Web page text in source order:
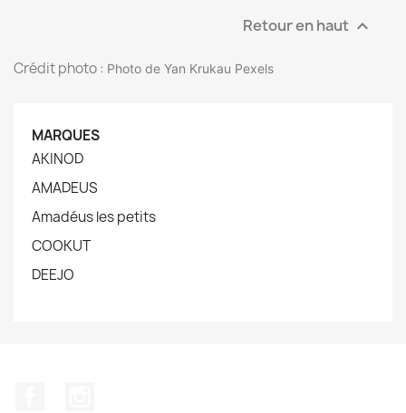
Retour en haut 
Crédit photo : Photo de Yan Krukau Pexels
MARQUES
AKINOD
AMADEUS
Amadéus les petits
COOKUT
DEEJO